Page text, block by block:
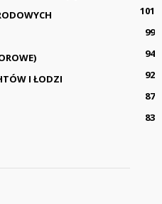
101
99
94
I ŁODZI
92
87
83